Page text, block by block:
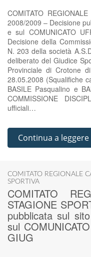
COMITATO
2008/2009 – Decisione
e sul COMUNICATO
Decisione della
N. 203 della società
deliberato del Giudice
Provinciale di Crotone
28.05.2008 (Squalifiche
BASILE Pasqualino e
COMMISSIONE
ufficiali…
Continua a
COMITATO REGIONALE
SPORTIVA
COMITATO
STAGIONE
pubblicata sul
sul
GIUG